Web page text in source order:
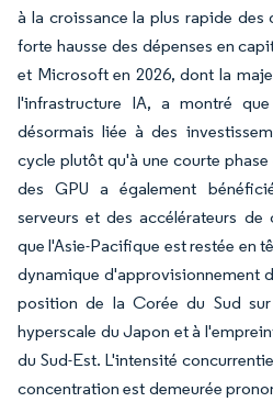
à la croissance la plus rapide des
forte hausse des dépenses en
et Microsoft en 2026, dont la
l'infrastructure IA, a montré
désormais liée à des
cycle plutôt qu'à une courte
des GPU a également
serveurs et des accélérateurs de
que l'Asie-Pacifique est restée en
dynamique d'approvisionnement
position de la Corée du Sud
hyperscale du Japon et à
du Sud-Est. L'intensité
concentration est demeurée